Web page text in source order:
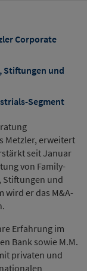
Corporate
Stiftungen und
Segment
Metzler, erweitert
seit Januar
von Family-
Stiftungen und
wird er das M&A-
Erfahrung im
Bank sowie M.M.
privaten und